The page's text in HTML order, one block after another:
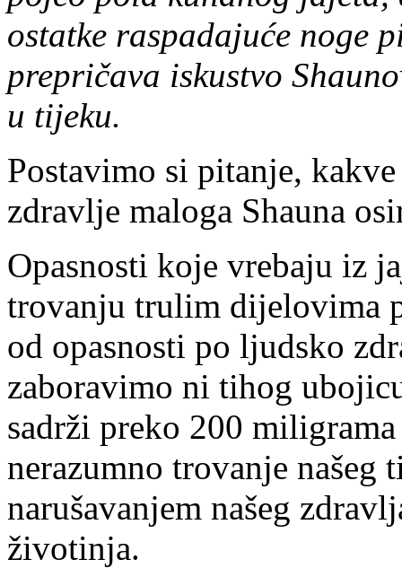
ostatke raspadajuće noge
prepričava iskustvo
u tijeku.
Postavimo si pitanje,
zdravlje maloga Shauna
Opasnosti koje vrebaju iz
trovanju trulim dijelovima
od opasnosti po ljudsko
zaboravimo ni tihog
sadrži preko 200
nerazumno trovanje našeg
narušavanjem našeg
životinja.